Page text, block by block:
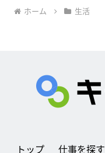
ホーム 生活
トップ 仕事を探す